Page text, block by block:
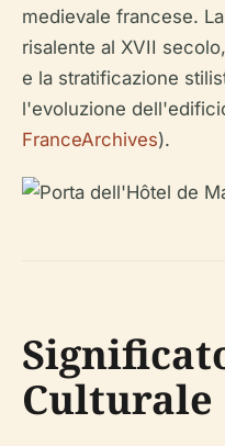
medievale francese.
risalente al XVII
e la stratificazione
l'evoluzione
FranceArchives).
Culturale